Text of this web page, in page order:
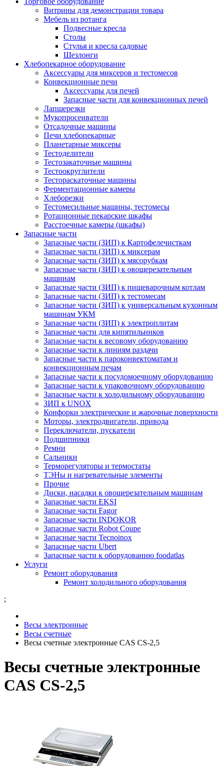
Витрины для демонстрации товара
Мебель из ротанга
Подвесные кресла
Столы
Стулья и кресла садовые
Шезлонги
Хлебопекарное оборудование
Аксессуары для миксеров и тестомесов
Конвекционные печи
Аксессуары для печей
Запасные части для конвекционных печей
Лапшерезки
Мукопросеиватели
Отсадочные машины
Печи хлебопекарные
Планетарные миксеры
Тестоделители
Тестозакаточные машины
Тестоокруглители
Тестораскаточные машины
Ферментационные камеры
Хлеборезки
Тестомесильные машины, тестомесы
Ротационные пекарские шкафы
Расстоечные камеры (шкафы)
Запасные части
Запасные части (ЗИП) к Картофелечисткам
Запасные части (ЗИП) к миксерам
Запасные части (ЗИП) к мясорубкам
Запасные части (ЗИП) к овощерезательным
машинам
Запасные части (ЗИП) к пищеварочным котлам
Запасные части (ЗИП) к тестомесам
Запасные части (ЗИП) к универсальным кухонным
машинам УКМ
Запасные части (ЗИП) к электроплитам
Запасные части для кипятильников
Запасные части к весовому оборудованию
Запасные части к линиям раздачи
Запасные части к пароконвектоматам и
конвекционным печам
Запасные части к посудомоечному оборудованию
Запасные части к упаковочному оборудованию
Запасные части к холодильному оборудованию
ЗИП к UNOX
Конфорки электрические и жарочные поверхности
Моторы, электродвигатели, привода
Переключатели, пускатели
Подшипники
Ремни
Сальники
Терморегуляторы и термостаты
ТЭНы и нагревательные элементы
Прочие
Диски, насадки к овощерезательным машинам
Запасные части EKSI
Запасные части Fagor
Запасные части INDOKOR
Запасные части Robot Coupe
Запасные части Tecnoinox
Запасные части Ubert
Запасные части к оборудованию foodatlas
Услуги
Ремонт оборудования
Ремонт холодильного оборудования
;
Весы электронные
Весы счетные
Весы счетные электронные CAS CS-2,5
Весы счетные электронные
CAS CS-2,5